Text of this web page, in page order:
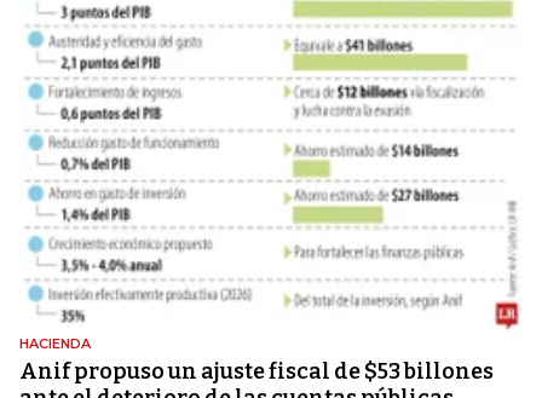
HACIENDA
Anif propuso un ajuste fiscal de $53 billones